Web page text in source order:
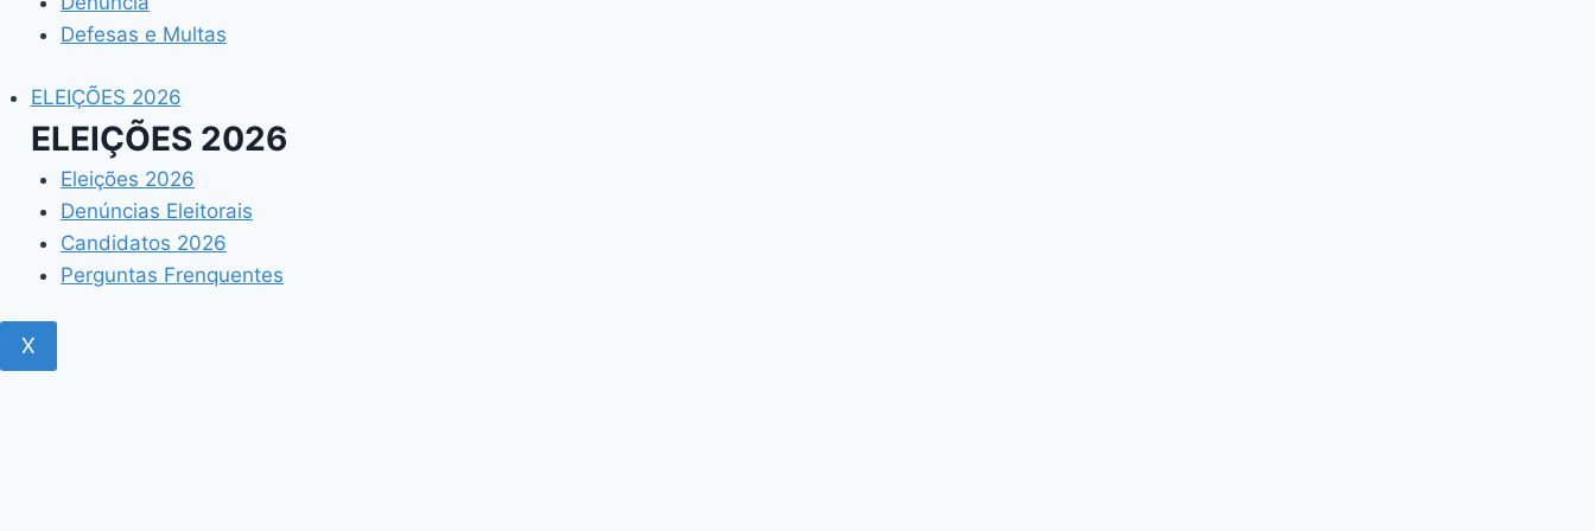
Defesas e Multas
ELEIÇÕES 2026
ELEIÇÕES 2026
Eleições 2026
Denúncias Eleitorais
Candidatos 2026
Perguntas Frenquentes
X